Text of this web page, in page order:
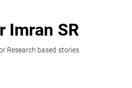
Imran SR
Research based stories